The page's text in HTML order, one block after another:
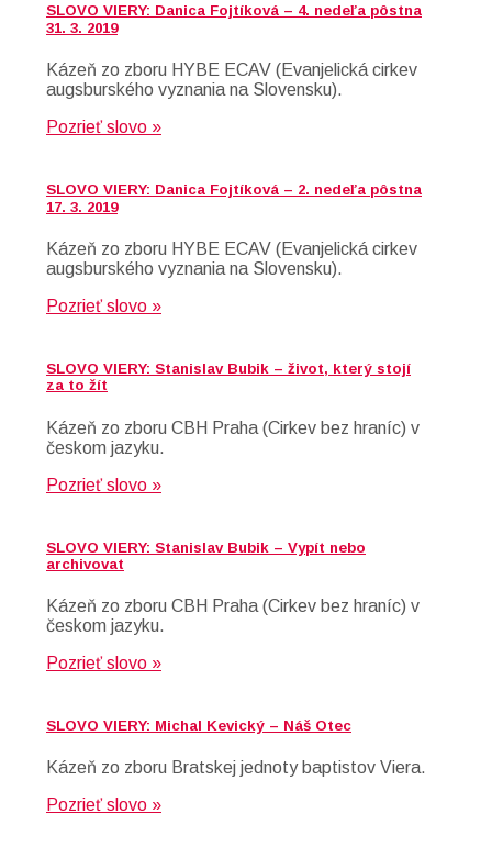
SLOVO VIERY: Danica Fojtíková – 4. nedeľa pôstna
31. 3. 2019
Kázeň zo zboru HYBE ECAV (Evanjelická cirkev
augsburského vyznania na Slovensku).
Pozrieť slovo »
SLOVO VIERY: Danica Fojtíková – 2. nedeľa pôstna
17. 3. 2019
Kázeň zo zboru HYBE ECAV (Evanjelická cirkev
augsburského vyznania na Slovensku).
Pozrieť slovo »
SLOVO VIERY: Stanislav Bubik – život, který stojí
za to žít
Kázeň zo zboru CBH Praha (Cirkev bez hraníc) v
českom jazyku.
Pozrieť slovo »
SLOVO VIERY: Stanislav Bubik – Vypít nebo
archivovat
Kázeň zo zboru CBH Praha (Cirkev bez hraníc) v
českom jazyku.
Pozrieť slovo »
SLOVO VIERY: Michal Kevický – Náš Otec
Kázeň zo zboru Bratskej jednoty baptistov Viera.
Pozrieť slovo »